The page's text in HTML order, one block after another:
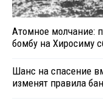
Атомное молчание:
бомбу на Хиросиму
Шанс на спасение
изменят правила